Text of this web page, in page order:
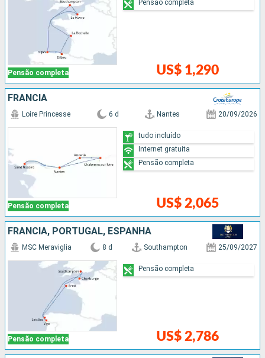
Pensão completa US$ 1,290
Pensão completa
FRANCIA
Pensão completa
Loire Princesse 6 d Nantes 20/09/2026
US$ 2,065
tudo incluído
Internet gratuita
Pensão completa
FRANCIA, PORTUGAL, ESPANHA
Pensão completa
MSC Meraviglia 8 d Southampton 25/09/2027
US$ 2,786
Pensão completa